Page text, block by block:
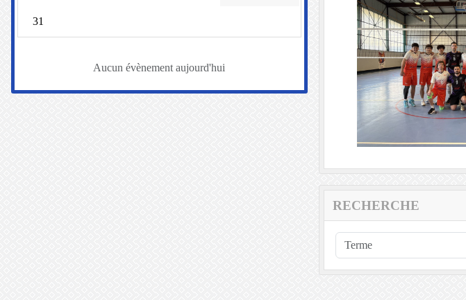
RECHERCHE
31
Aucun évènement aujourd'hui